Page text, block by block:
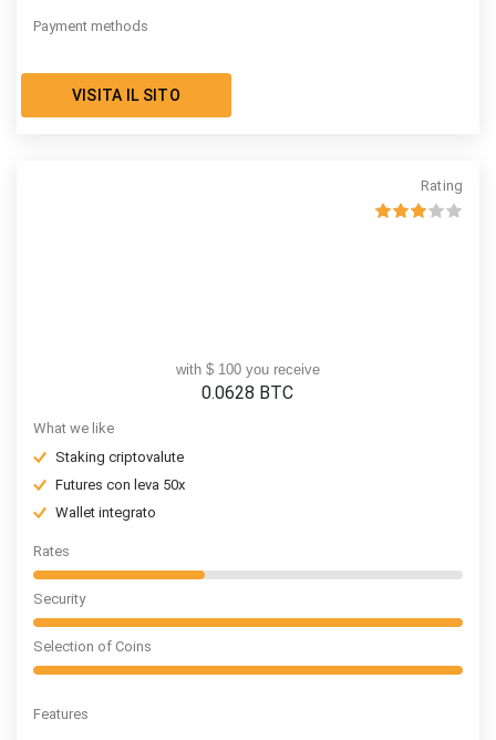
Payment methods
VISITA IL SITO
Rating
with $ 100 you receive
0.0628 BTC
What we like
Staking criptovalute
Futures con leva 50x
Wallet integrato
Rates
Security
Selection of Coins
Features